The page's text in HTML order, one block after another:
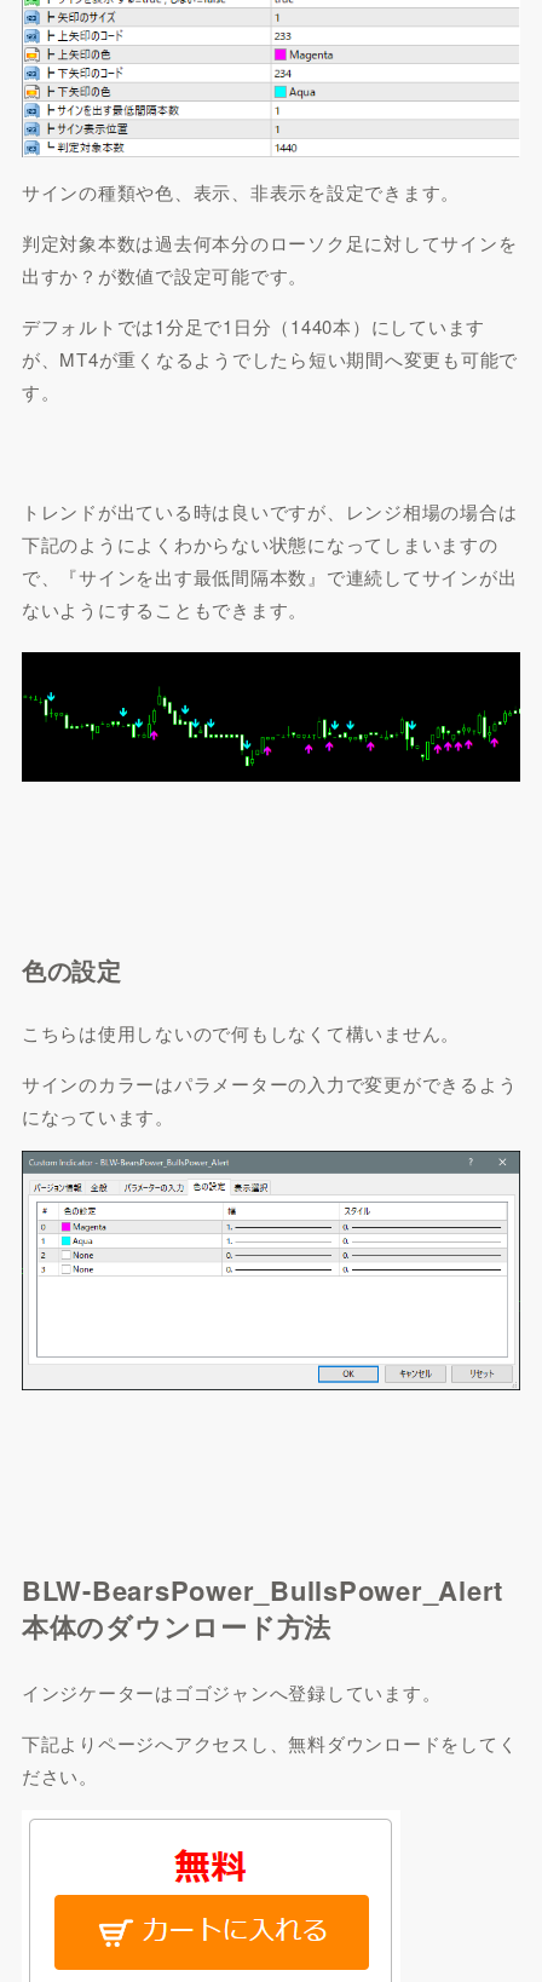
サインの種類や色、表示、非表示を設定できます。
判定対象本数は過去何本分のローソク足に対してサインを
出すか？が数値で設定可能です。
デフォルトでは1分足で1日分（1440本）にしています
が、MT4が重くなるようでしたら短い期間へ変更も可能で
す。
トレンドが出ている時は良いですが、レンジ相場の場合は
下記のようによくわからない状態になってしまいますの
で、『サインを出す最低間隔本数 』で連続してサインが出
ないようにすることもできます。
色の設定
こちらは使用しないので何もしなくて構いません。
サインのカラーはパラメーターの入力で変更ができるよう
になっています。
BLW-BearsPower_BullsPower_Alert
本体のダウンロード方法
インジケーターはゴゴジャンへ登録しています。
下記よりページへアクセスし、無料ダウンロードをしてく
ださい。